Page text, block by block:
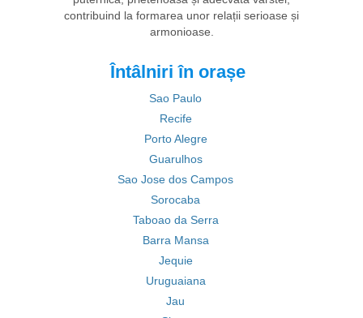
contribuind la formarea unor relații serioase și
armonioase.
Întâlniri în orașe
Sao Paulo
Recife
Porto Alegre
Guarulhos
Sao Jose dos Campos
Sorocaba
Taboao da Serra
Barra Mansa
Jequie
Uruguaiana
Jau